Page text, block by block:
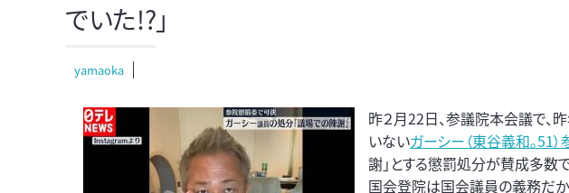
でいた!?」
yamaoka
昨２月22日、参議院本会議で、
いないガーシー（東谷義和。51
謝」とする懲罰処分が賛成多数
国会登院は国会議員の義務だ